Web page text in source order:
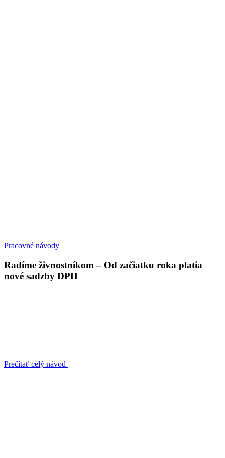
Pracovné návody
Radíme živnostníkom – Od začiatku roka platia
nové sadzby DPH
Prečítať celý návod